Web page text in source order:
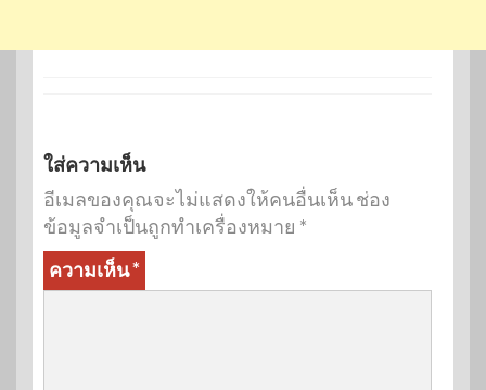
ใส่ความเห็น
อีเมลของคุณจะไม่แสดงให้คนอื่นเห็นช่อง
ข้อมูลจำเป็นถูกทำเครื่องหมาย *
ความเห็น*